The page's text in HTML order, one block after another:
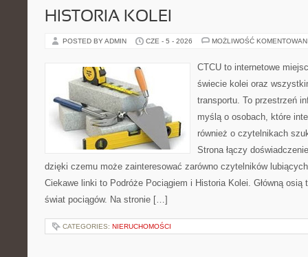
HISTORIA KOLEI
POSTED BY ADMIN CZE - 5 - 2026 MOŻLIWOŚĆ
CTCU to internetowe
świecie kolei oraz
transportu. To przestrzeń
myślą o osobach, które
również o czytelnikach
Strona łączy
dzięki czemu może zainteresować zarówno czytelników
Ciekawe linki to Podróże Pociągiem i Historia Kolei. Główną
świat pociągów. Na stronie […]
CATEGORIES: NIERUCHOMOŚCI